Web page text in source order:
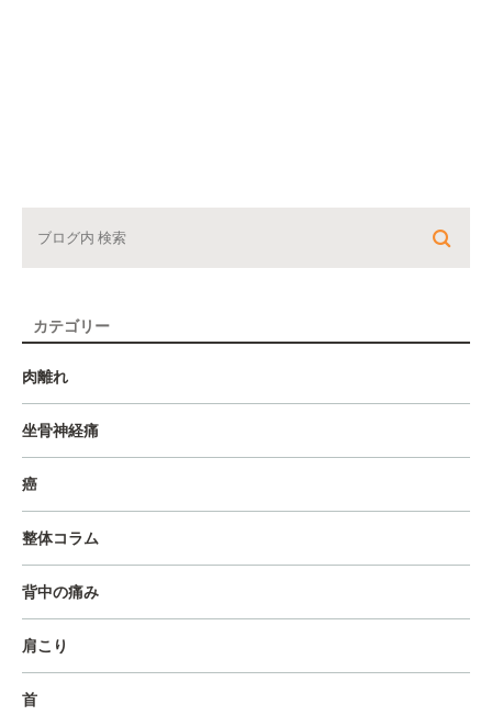
カテゴリー
肉離れ
坐骨神経痛
癌
整体コラム
背中の痛み
肩こり
首